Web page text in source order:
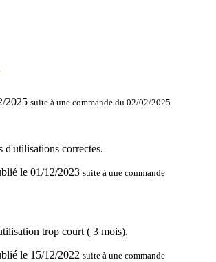
2025 suite à une commande du 02/02/2025
d'utilisations correctes.
le 01/12/2023 suite à une commande
trop court ( 3 mois).
le 15/12/2022 suite à une commande